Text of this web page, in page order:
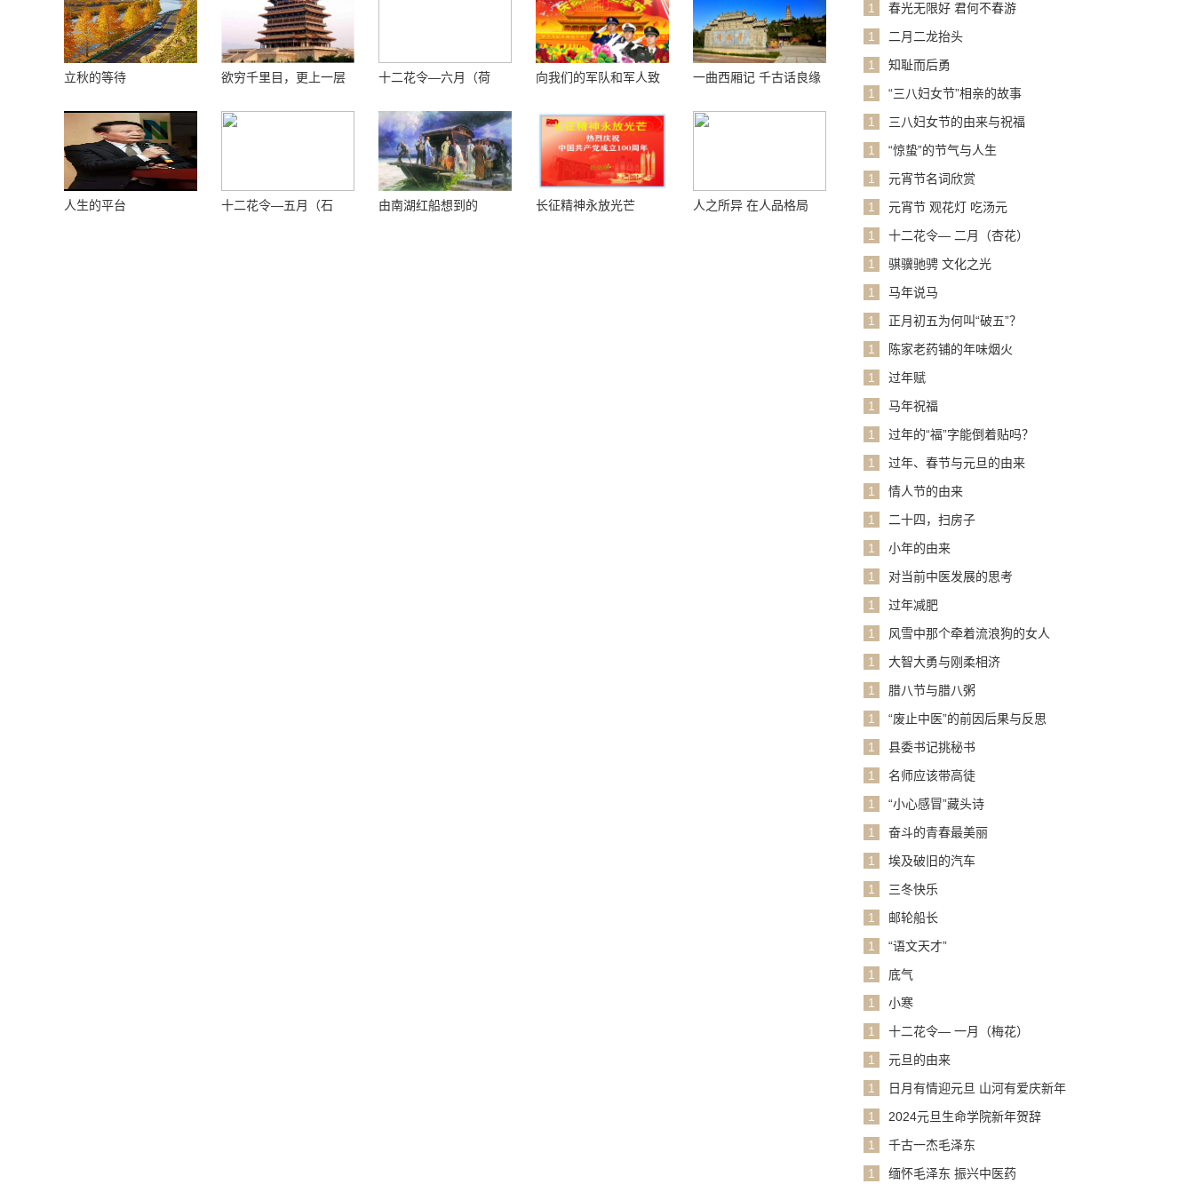
立秋的等待
欲穷千里目，更上一层
十二花令—六月（荷
向我们的军队和军人致
一曲西厢记 千古话良缘
人生的平台
十二花令—五月（石
由南湖红船想到的 长征精神永放光芒 人之所异 在人品格局
1
春光无限好 君何不春游
1
二月二龙抬头
1
知耻而后勇
1
“三八妇女节”相亲的故事
1
三八妇女节的由来与祝福
1
“惊蛰”的节气与人生
1
元宵节名词欣赏
1
元宵节 观花灯 吃汤元
1
十二花令— 二月（杏花）
1
骐骥驰骋 文化之光
1
马年说马
1
正月初五为何叫“破五”？
1
陈家老药铺的年味烟火
1
过年赋
1
马年祝福
1
过年的“福”字能倒着贴吗？
1
过年、春节与元旦的由来
1
情人节的由来
1
二十四，扫房子
1
小年的由来
1
对当前中医发展的思考
1
过年减肥
1
风雪中那个牵着流浪狗的女人
1
大智大勇与刚柔相济
1
腊八节与腊八粥
1
“废止中医”的前因后果与反思
1
县委书记挑秘书
1
名师应该带高徒
1
“小心感冒”藏头诗
1
奋斗的青春最美丽
1
埃及破旧的汽车
1
三冬快乐
1
邮轮船长
1
“语文天才”
1
底气
1
小寒
1
十二花令— 一月（梅花）
1
元旦的由来
1
日月有情迎元旦 山河有爱庆新年
1
2024元旦生命学院新年贺辞
1
千古一杰毛泽东
1
缅怀毛泽东 振兴中医药